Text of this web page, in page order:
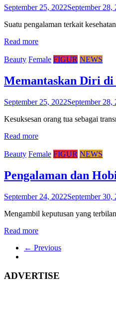
September 25, 2022September 28,
Suatu pengalaman terkait
Read more
Beauty Female FIGUR NEWS
Memantaskan Diri di
September 25, 2022September 28,
Kesuksesan orang tua sebagai
Read more
Beauty Female FIGUR NEWS
Pengalaman dan
September 24, 2022September 30,
Mengambil keputusan yang
Read more
← Previous
ADVERTISE